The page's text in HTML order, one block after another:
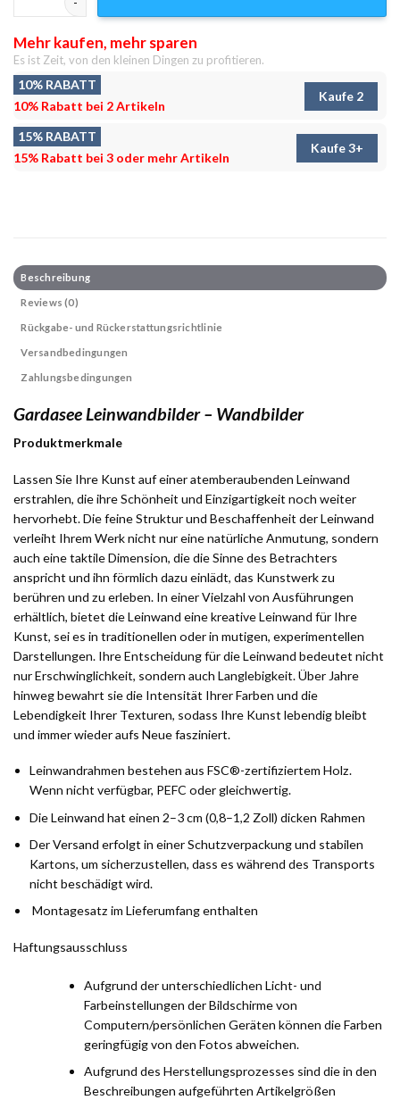
Mehr kaufen, mehr sparen
Es ist Zeit, von den kleinen Dingen zu profitieren.
10% RABATT
10% Rabatt bei 2 Artikeln
Kaufe 2
15% RABATT
15% Rabatt bei 3 oder mehr Artikeln
Kaufe 3+
Beschreibung
Reviews (0)
Rückgabe- und Rückerstattungsrichtlinie
Versandbedingungen
Zahlungsbedingungen
Gardasee Leinwandbilder – Wandbilder
Produktmerkmale
Lassen Sie Ihre Kunst auf einer atemberaubenden Leinwand
erstrahlen, die ihre Schönheit und Einzigartigkeit noch weiter
hervorhebt. Die feine Struktur und Beschaffenheit der Leinwand
verleiht Ihrem Werk nicht nur eine natürliche Anmutung, sondern
auch eine taktile Dimension, die die Sinne des Betrachters
anspricht und ihn förmlich dazu einlädt, das Kunstwerk zu
berühren und zu erleben. In einer Vielzahl von Ausführungen
erhältlich, bietet die Leinwand eine kreative Leinwand für Ihre
Kunst, sei es in traditionellen oder in mutigen, experimentellen
Darstellungen. Ihre Entscheidung für die Leinwand bedeutet nicht
nur Erschwinglichkeit, sondern auch Langlebigkeit. Über Jahre
hinweg bewahrt sie die Intensität Ihrer Farben und die
Lebendigkeit Ihrer Texturen, sodass Ihre Kunst lebendig bleibt
und immer wieder aufs Neue fasziniert.
Leinwandrahmen bestehen aus FSC®-zertifiziertem Holz.
Wenn nicht verfügbar, PEFC oder gleichwertig.
Die Leinwand hat einen 2–3 cm (0,8–1,2 Zoll) dicken Rahmen
Der Versand erfolgt in einer Schutzverpackung und stabilen
Kartons, um sicherzustellen, dass es während des Transports
nicht beschädigt wird.
Montagesatz im Lieferumfang enthalten
Haftungsausschluss
Aufgrund der unterschiedlichen Licht- und
Farbeinstellungen der Bildschirme von
Computern/persönlichen Geräten können die Farben
geringfügig von den Fotos abweichen.
Aufgrund des Herstellungsprozesses sind die in den
Beschreibungen aufgeführten Artikelgrößen